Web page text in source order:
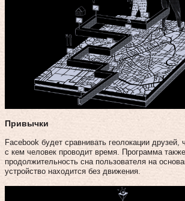
Привычки
Facebook будет сравнивать геолокации друзей,
с кем человек проводит время. Программа
продолжительность сна пользователя на
устройство находится без движения.